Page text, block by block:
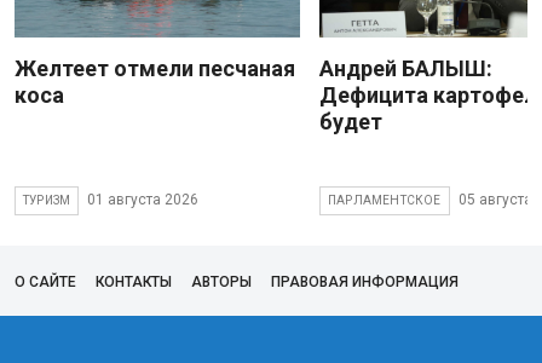
Желтеет отмели песчаная
коса
ТУРИЗМ 01 августа 2026
Андрей БАЛЫШ:
Дефицита
будет
ПАРЛАМЕНТСКОЕ 05 августа
О САЙТЕ КОНТАКТЫ АВТОРЫ ПРАВОВАЯ ИНФОРМАЦИЯ